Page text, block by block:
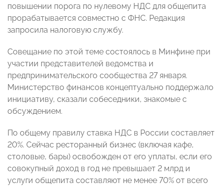
повышении порога по нулевому НДС для общепита
прорабатывается совместно с ФНС. Редакция
запросила налоговую службу.
Совещание по этой теме состоялось в Минфине при
участии представителей ведомства и
предпринимательского сообщества 27 января.
Министерство финансов концептуально поддержало
инициативу, сказали собеседники, знакомые с
обсуждением.
По общему правилу ставка НДС в России составляет
20%. Сейчас ресторанный бизнес (включая кафе,
столовые, бары) освобожден от его уплаты, если его
совокупный доход в год не превышает 2 млрд и
услуги общепита составляют не менее 70% от всего